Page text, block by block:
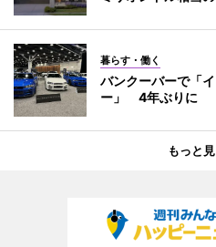
暮らす・働く
バンクーバーで「
ー」 4年ぶりに
もっと